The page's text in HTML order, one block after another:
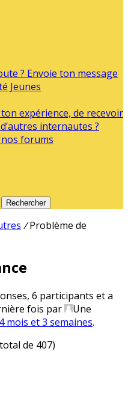
? Envoie ton message
Jeunes
expérience, de recevoir
internautes ?
forums
Rechercher
/ Problème de
6 participants et a
fois par
Une
mois et 3 semaines.
de 407)